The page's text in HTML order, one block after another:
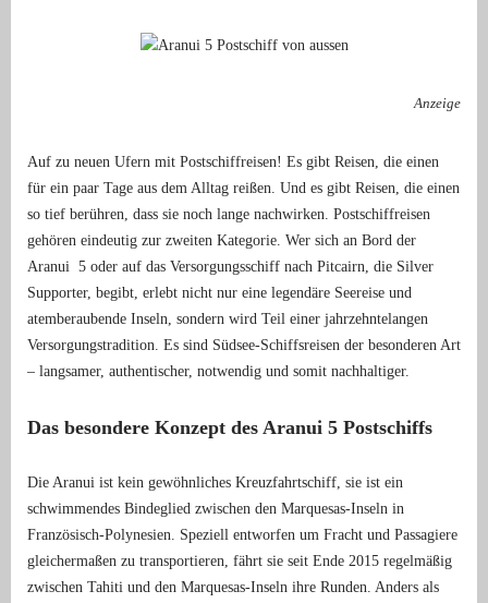
Anzeige
Auf zu neuen Ufern mit Postschiffreisen! Es gibt Reisen, die einen
für ein paar Tage aus dem Alltag reißen. Und es gibt Reisen, die einen
so tief berühren, dass sie noch lange nachwirken. Postschiffreisen
gehören eindeutig zur zweiten Kategorie. Wer sich an Bord der
Aranui 5 oder auf das Versorgungsschiff nach Pitcairn, die Silver
Supporter, begibt, erlebt nicht nur eine legendäre Seereise und
atemberaubende Inseln, sondern wird Teil einer jahrzehntelangen
Versorgungstradition. Es sind Südsee-Schiffsreisen der besonderen Art
– langsamer, authentischer, notwendig und somit nachhaltiger.
Das besondere Konzept des Aranui 5 Postschiffs
Die Aranui ist kein gewöhnliches Kreuzfahrtschiff, sie ist ein
schwimmendes Bindeglied zwischen den Marquesas-Inseln in
Französisch-Polynesien. Speziell entworfen um Fracht und Passagiere
gleichermaßen zu transportieren, fährt sie seit Ende 2015 regelmäßig
zwischen Tahiti und den Marquesas-Inseln ihre Runden. Anders als